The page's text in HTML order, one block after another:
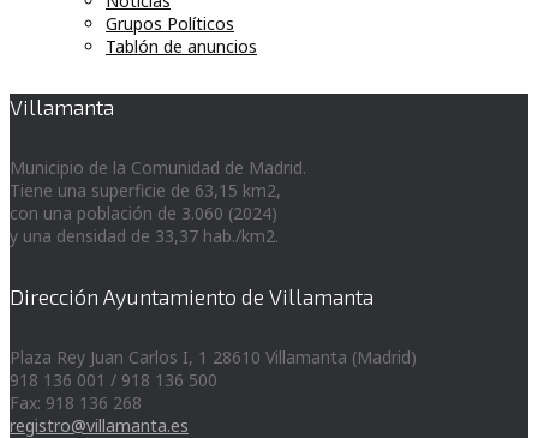
Grupos Políticos
Tablón de anuncios
Villamanta
Municipio de la Comunidad de Madrid.
Tiene una superficie de 63,15 km2,
con una población de 3.060 (2024)
y una densidad de 33,37 hab./km2.
Dirección Ayuntamiento de Villamanta
Plaza Rey Juan Carlos I, 1 28610 Villamanta (Madrid)
918 136 001 / 918 136 500
Fax: 918 136 268
registro@villamanta.es